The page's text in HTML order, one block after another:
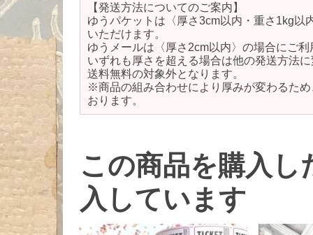
【発送方法についてのご案内】
ゆうパケットは〈厚さ3cm以内・重さ1kg以
いただけます。
ゆうメールは〈厚さ2cm以内〉の場合にご
いずれも厚さを超える場合は他の発送方法
送料無料の対象外となります。
※商品の組み合わせにより厚みが変わるた
おります。
この商品を購入し
入しています